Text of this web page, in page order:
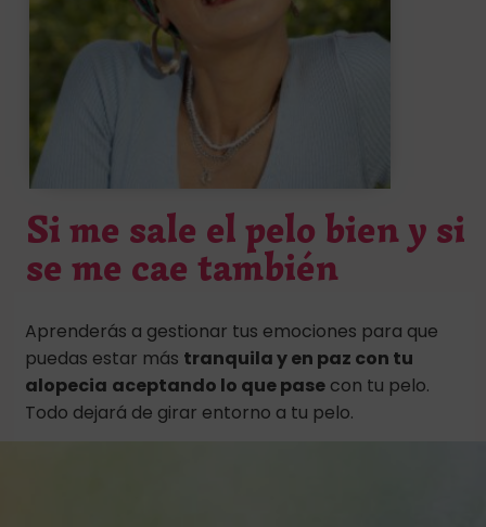
Si me sale el pelo bien y si
se me cae también
Aprenderás a gestionar tus emociones para que
puedas estar más tranquila y en paz con tu
alopecia aceptando lo que pase con tu pelo.
Todo dejará de girar entorno a tu pelo.